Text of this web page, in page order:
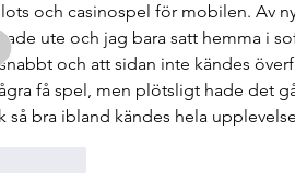
och casinospel för mobilen. Av
ute och jag bara satt hemma i
och att sidan inte kändes
få spel, men plötsligt hade det
så bra ibland kändes hela